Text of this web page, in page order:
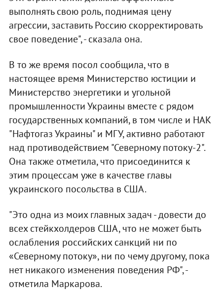
выполнять свою роль, поднимая цену
агрессии, заставить Россию скорректировать
свое поведение", - сказала она.
В то же время посол сообщила, что в
настоящее время Министерство юстиции и
Министерство энергетики и угольной
промышленности Украины вместе с рядом
государственных компаний, в том числе и НАК
"Нафтогаз Украины" и МГУ, активно работают
над противодействием "Северному потоку-2".
Она также отметила, что присоединится к
этим процессам уже в качестве главы
украинского посольства в США.
"Это одна из моих главных задач - довести до
всех стейкхолдеров США, что не может быть
ослабления российских санкций ни по
«Северному потоку», ни по чему другому, пока
нет никакого изменения поведения РФ", -
отметила Маркарова.